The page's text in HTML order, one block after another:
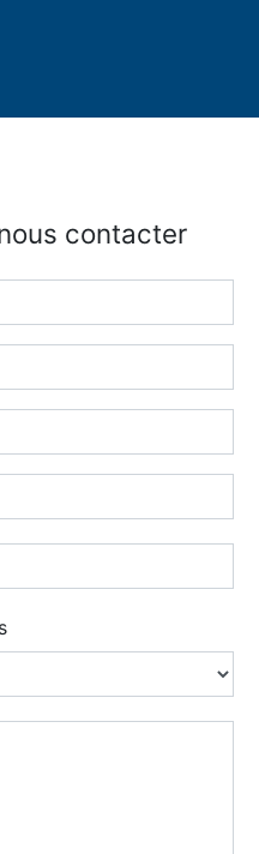
contacter